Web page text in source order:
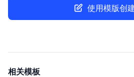
使用模版创
相关模板